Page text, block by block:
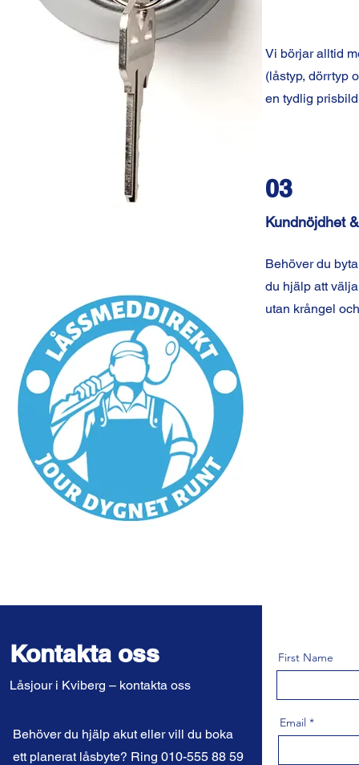
Vi börjar alltid
(låstyp, dörrtyp
en tydlig
03
Kundnöjdhet
Behöver du
du hjälp att
utan krångel
Kontakta oss
Låsjour i Kviberg – kontakta oss
Behöver du hjälp akut eller vill du boka
ett planerat låsbyte? Ring 010-555 88 59
First Name
Email